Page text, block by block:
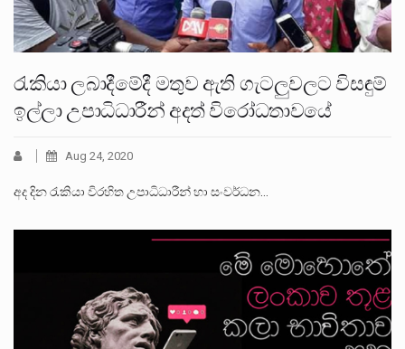
රැකියා ලබාදීමේදී මතුව ඇති ගැටලුවලට විසඳුම්
ඉල්ලා උපාධිධාරීන් අදත් විරෝධතාවයේ
Aug 24, 2020
අද දින රැකියා විරහිත උපාධිධාරීන් හා සංවර්ධන…